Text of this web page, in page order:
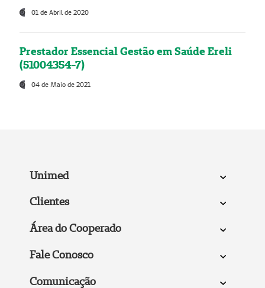
01 de Abril de 2020
Prestador Essencial Gestão em Saúde Ereli
(51004354-7)
04 de Maio de 2021
Unimed
Clientes
Área do Cooperado
Fale Conosco
Comunicação